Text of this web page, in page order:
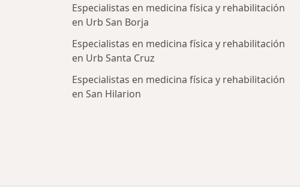
Especialistas en medicina física y rehabilitación
en Urb San Borja
Especialistas en medicina física y rehabilitación
en Urb Santa Cruz
Especialistas en medicina física y rehabilitación
en San Hilarion